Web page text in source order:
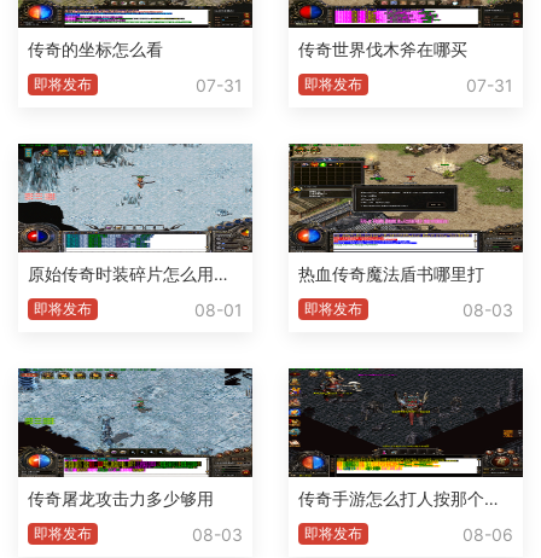
传奇的坐标怎么看
即将发布 07-31
传奇世界伐木斧在哪买
即将发布 07-31
原始传奇时装碎片怎么用不了了
即将发布 08-01
热血传奇魔法盾书哪里打
即将发布 08-03
传奇屠龙攻击力多少够用
即将发布 08-03
传奇手游怎么打人按那个腱子
即将发布 08-06